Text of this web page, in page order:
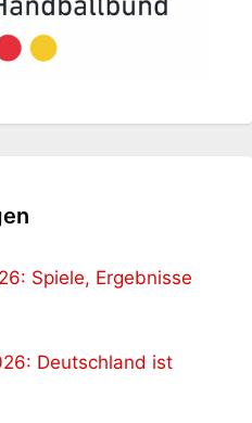
Spiele, Ergebnisse
Deutschland ist